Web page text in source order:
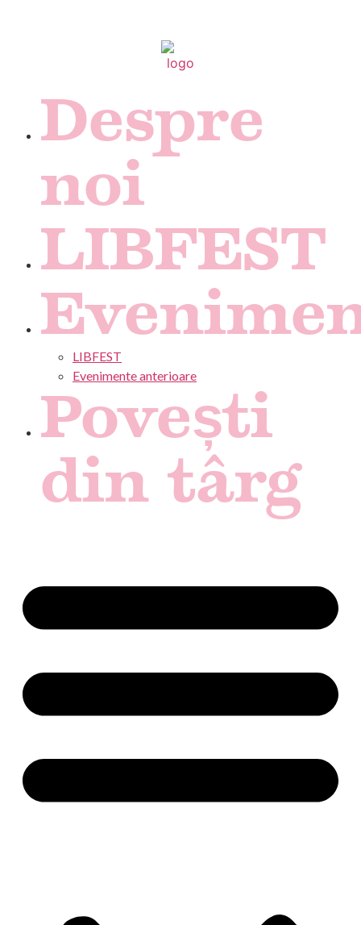
Despre
noi
LIBFEST
LIBFEST
Evenimente anterioare
Povești
din târg